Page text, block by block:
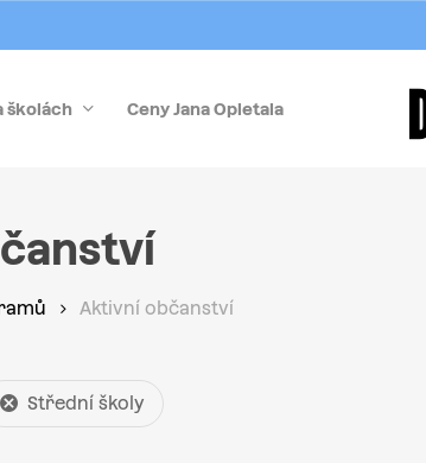
školách Ceny Jana Opletala
Aktivní občanství
Střední školy